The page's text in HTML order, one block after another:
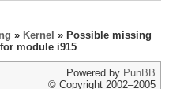
» Kernel » Possible missing
module i915
Powered by PunBB
© Copyright 2002–2005